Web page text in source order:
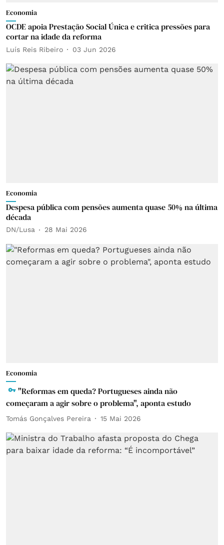
Economia
OCDE apoia Prestação Social Única e critica pressões para
cortar na idade da reforma
Luís Reis Ribeiro 03 Jun 2026
Economia
Despesa pública com pensões aumenta quase 50% na última
década
DN/Lusa 28 Mai 2026
Economia
"Reformas em queda? Portugueses ainda não
começaram a agir sobre o problema", aponta estudo
Tomás Gonçalves Pereira 15 Mai 2026